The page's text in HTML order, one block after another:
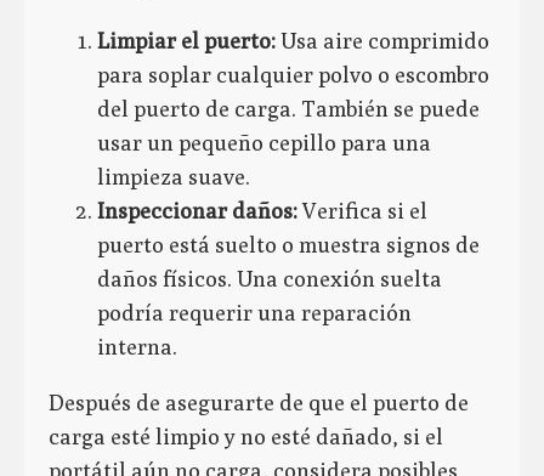
Limpiar el puerto:Usa aire comprimido
para soplar cualquier polvo o escombro
del puerto de carga. También se puede
usar un pequeño cepillo para una
limpieza suave.
Inspeccionar daños:Verifica si el
puerto está suelto o muestra signos de
daños físicos. Una conexión suelta
podría requerir una reparación
interna.
Después de asegurarte de que el puerto de
carga esté limpio y no esté dañado, si el
portátil aún no carga, considera posibles